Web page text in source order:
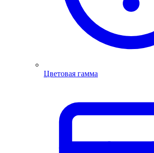
Цветовая гамма